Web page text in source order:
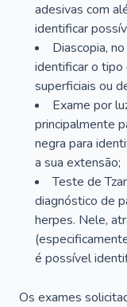
adesivas com
identificar
Diascopia,
identificar o tipo
superficiais ou
Exame por
principalmente
negra para
a sua extensão;
Teste de
diagnóstico de
herpes. Nele,
é possível
Os exames